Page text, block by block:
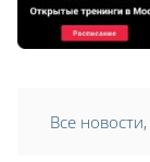
Все новости,